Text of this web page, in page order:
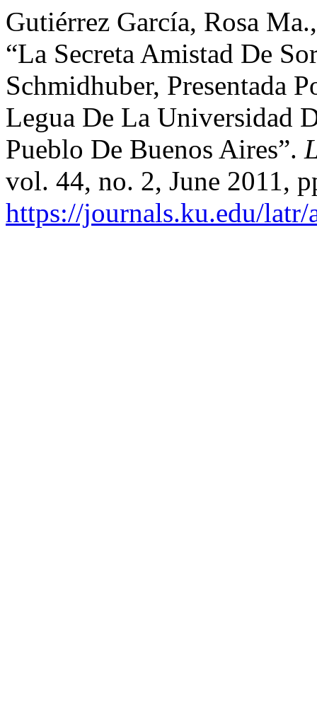
Gutiérrez García, Rosa
“La Secreta Amistad De
Schmidhuber, Presentada
Legua De La Universidad
Pueblo De Buenos Aires”.
vol. 44, no. 2, June 2011,
https://journals.ku.edu/